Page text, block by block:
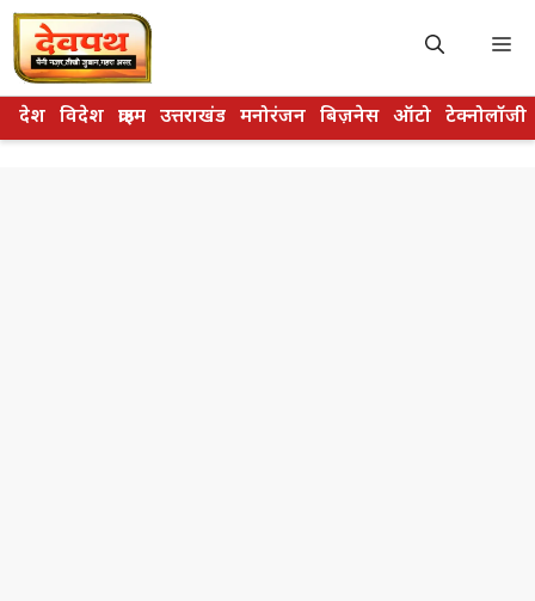
Skip
to
content
देश विदेश क्राइम उत्तराखंड मनोरंजन बिज़नेस ऑटो टेक्नोलॉजी